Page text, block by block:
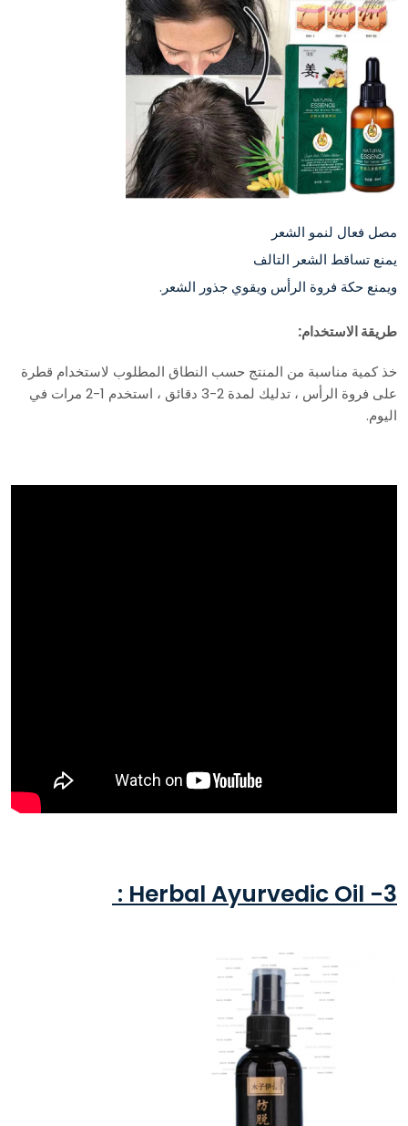
مصل فعال لنمو الشعر
يمنع تساقط الشعر التالف
ويمنع حكة فروة الرأس ويقوي جذور الشعر.
طريقة الاستخدام:
خذ كمية مناسبة من المنتج حسب النطاق المطلوب لاستخدام قطرة
على فروة الرأس ، تدليك لمدة 2-3 دقائق ، استخدم 1-2 مرات في
اليوم.
3- Herbal Ayurvedic Oil :